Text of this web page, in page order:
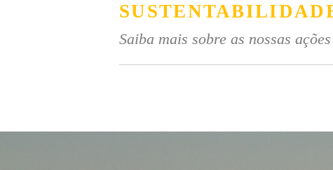
Saiba mais sobre as nossas